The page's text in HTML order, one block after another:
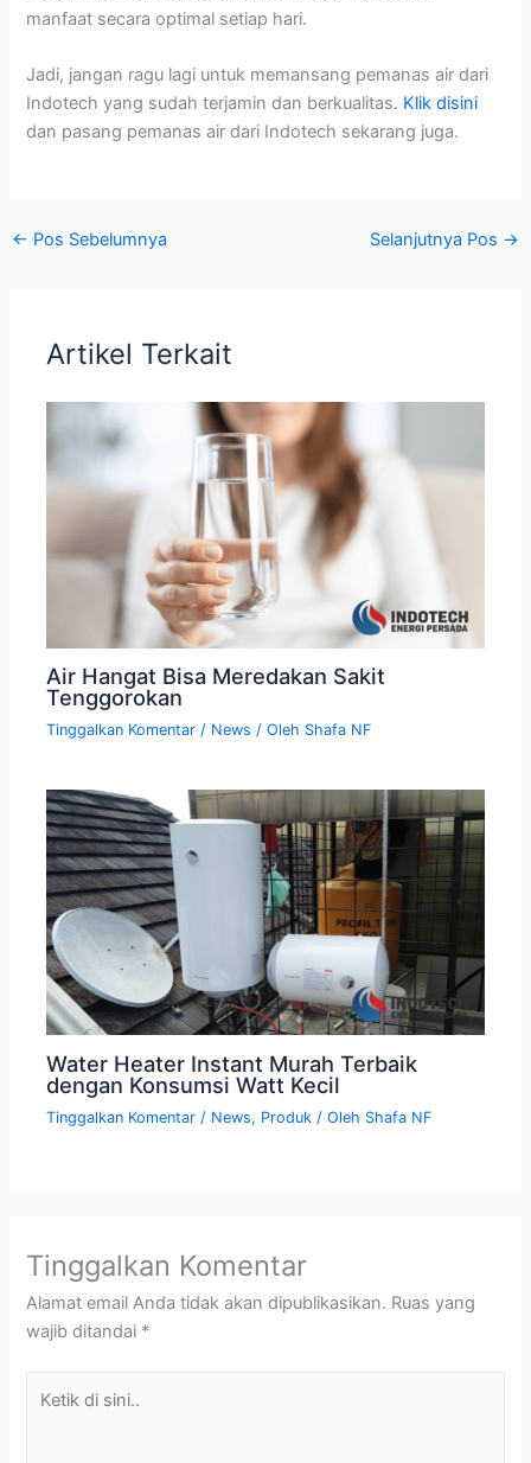
manfaat secara optimal setiap hari.
Jadi, jangan ragu lagi untuk memansang pemanas air dari
Indotech yang sudah terjamin dan berkualitas. Klik disini
dan pasang pemanas air dari Indotech sekarang juga.
← Pos Sebelumnya Selanjutnya Pos →
Artikel Terkait
Air Hangat Bisa Meredakan Sakit
Tenggorokan
Tinggalkan Komentar / News / Oleh Shafa NF
Water Heater Instant Murah Terbaik
dengan Konsumsi Watt Kecil
Tinggalkan Komentar / News, Produk / Oleh Shafa NF
Tinggalkan Komentar
Alamat email Anda tidak akan dipublikasikan. Ruas yang
wajib ditandai *